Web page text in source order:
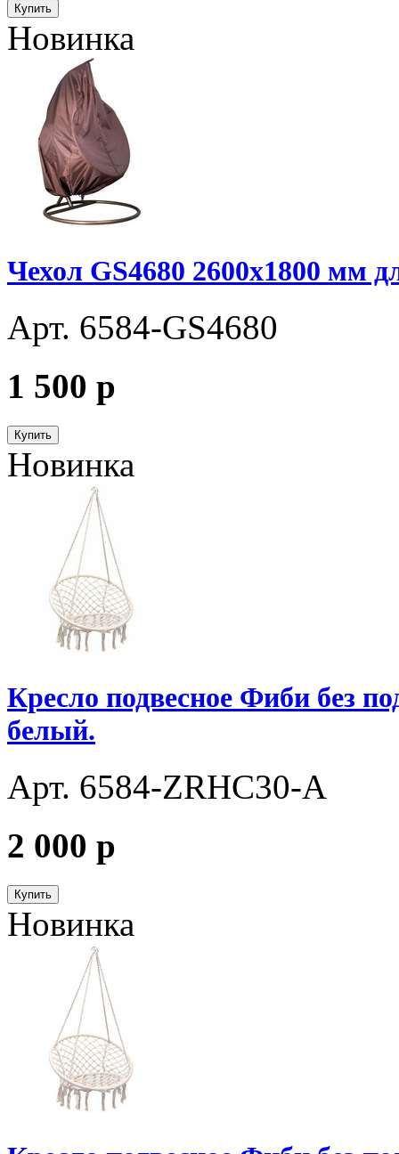
Купить
Новинка
Чехол GS4680 2600х1800 мм
Арт. 6584-GS4680
1 500 p
Купить
Новинка
Кресло подвесное Фиби без
белый.
Арт. 6584-ZRHC30-A
2 000 p
Купить
Новинка